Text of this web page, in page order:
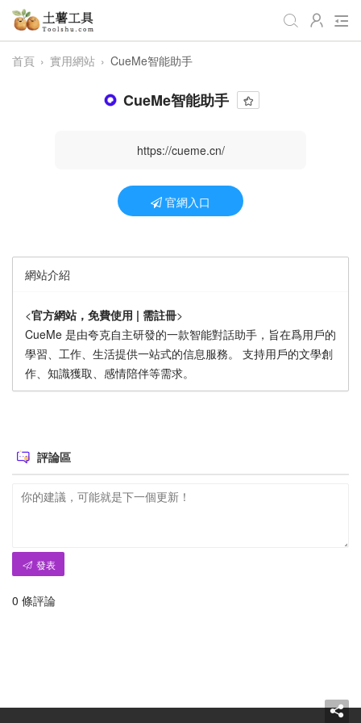
視頻處理 音頻處理
編程開發
趣味休閒
首頁 › 實用網站 › CueMe智能助手
CueMe智能助手
https://cueme.cn/
官網入口
網站介紹
<官方網站，免費使用 | 需註冊>
CueMe 是由夸克自主研發的一款智能對話助手，旨在爲用戶的
學習、工作、生活提供一站式的信息服務。 支持用戶的文學創
作、知識獲取、感情陪伴等需求。
評論區
發表
0 條評論